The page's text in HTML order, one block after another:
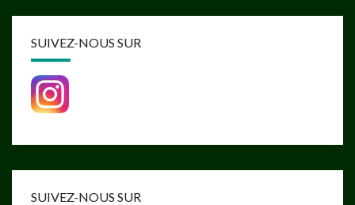
SUIVEZ-NOUS SUR
SUIVEZ-NOUS SUR